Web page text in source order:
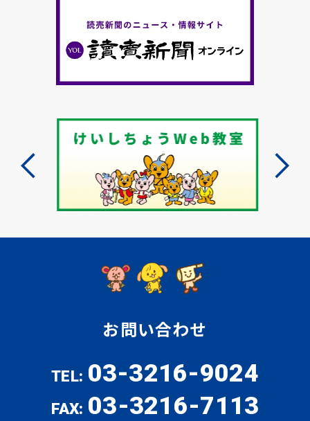
お問い合わせ
TEL: 03-3216-9024
FAX: 03-3216-7113